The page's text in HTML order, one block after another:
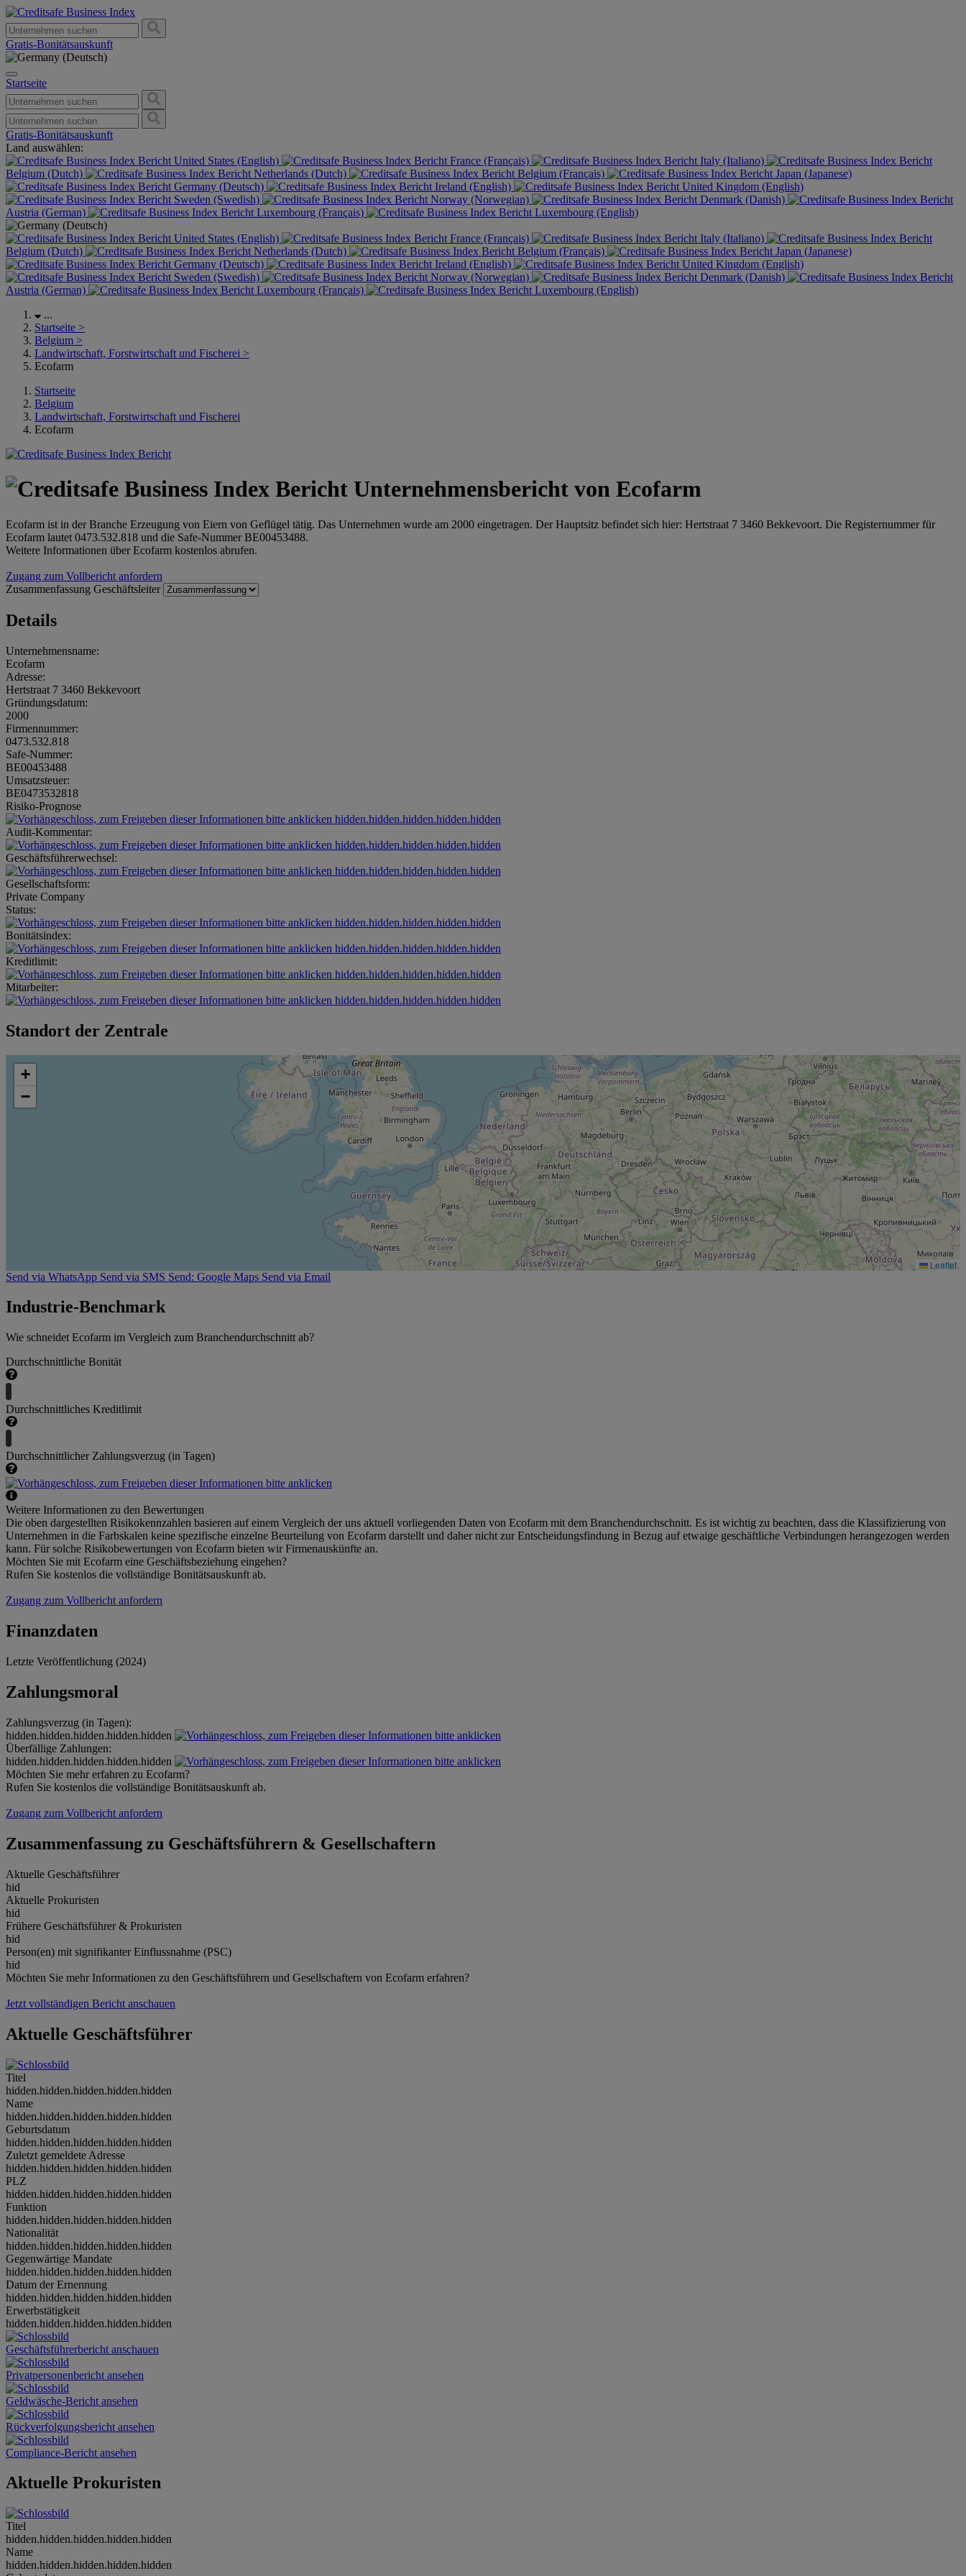
Gratis-Bonitätsauskunft
Startseite
Gratis-Bonitätsauskunft
Land auswählen:
United States (English)
France (Français)
Italy (Italiano)
Belgium (Dutch)
Netherlands (Dutch) Belgium (Français)
Japan (Japanese)
Germany (Deutsch)
Ireland (English)
United Kingdom (English)
Sweden (Swedish)
Norway (Norwegian)
Denmark (Danish)
Austria (German)
Luxembourg (Français) Luxembourg (English)
United States (English) France (Français)
Italy (Italiano)
Belgium (Dutch)
Netherlands (Dutch) Belgium (Français)
Japan (Japanese)
Germany (Deutsch)
Ireland (English)
United Kingdom (English)
Sweden (Swedish)
Norway (Norwegian)
Denmark (Danish)
Austria (German)
Luxembourg (Français)
Luxembourg (English)
...
Startseite >
Belgium >
Landwirtschaft, Forstwirtschaft und Fischerei >
Ecofarm
Startseite
Belgium
Landwirtschaft, Forstwirtschaft und Fischerei
Ecofarm
Unternehmensbericht von Ecofarm
Ecofarm ist in der Branche Erzeugung von Eiern von Geflügel tätig. Das Unternehmen wurde am 2000 eingetragen. Der Hauptsitz befindet sich hier: Hertstraat 7 3460 Bekkevoort. Die Registernummer für
Ecofarm lautet 0473.532.818 und die Safe-Nummer BE00453488.
Weitere Informationen über Ecofarm kostenlos abrufen.
Zugang zum Vollbericht anfordern
Zusammenfassung Geschäftsleiter
Details
Unternehmensname:
Ecofarm
Adresse:
Hertstraat 7 3460 Bekkevoort
Gründungsdatum:
2000
Firmennummer:
0473.532.818
Safe-Nummer:
BE00453488
Umsatzsteuer:
BE0473532818
Risiko-Prognose
hidden.hidden.hidden.hidden.hidden
Audit-Kommentar:
hidden.hidden.hidden.hidden.hidden
Geschäftsführerwechsel:
hidden.hidden.hidden.hidden.hidden
Gesellschaftsform:
Private Company
Status:
hidden.hidden.hidden.hidden.hidden
Bonitätsindex:
hidden.hidden.hidden.hidden.hidden
Kreditlimit:
hidden.hidden.hidden.hidden.hidden
Mitarbeiter:
hidden.hidden.hidden.hidden.hidden
Standort der Zentrale
+
−
Leaflet
Send via WhatsApp Send via SMS Send: Google Maps Send via Email
Industrie-Benchmark
Wie schneidet Ecofarm im Vergleich zum Branchendurchschnitt ab?
Durchschnittliche Bonität
Durchschnittliches Kreditlimit
Durchschnittlicher Zahlungsverzug (in Tagen)
Weitere Informationen zu den Bewertungen
Die oben dargestellten Risikokennzahlen basieren auf einem Vergleich der uns aktuell vorliegenden Daten von Ecofarm mit dem Branchendurchschnitt. Es ist wichtig zu beachten, dass die Klassifizierung von
Unternehmen in die Farbskalen keine spezifische einzelne Beurteilung von Ecofarm darstellt und daher nicht zur Entscheidungsfindung in Bezug auf etwaige geschäftliche Verbindungen herangezogen werden
kann. Für solche Risikobewertungen von Ecofarm bieten wir Firmenauskünfte an.
Möchten Sie mit Ecofarm eine Geschäftsbeziehung eingehen?
Rufen Sie kostenlos die vollständige Bonitätsauskunft ab.
Zugang zum Vollbericht anfordern
Finanzdaten
Letzte Veröffentlichung (2024)
Zahlungsmoral
Zahlungsverzug (in Tagen):
hidden.hidden.hidden.hidden.hidden
Überfällige Zahlungen:
hidden.hidden.hidden.hidden.hidden
Möchten Sie mehr erfahren zu Ecofarm?
Rufen Sie kostenlos die vollständige Bonitätsauskunft ab.
Zugang zum Vollbericht anfordern
Zusammenfassung zu Geschäftsführern & Gesellschaftern
Aktuelle Geschäftsführer
hid
Aktuelle Prokuristen
hid
Frühere Geschäftsführer & Prokuristen
hid
Person(en) mit signifikanter Einflussnahme (PSC)
hid
Möchten Sie mehr Informationen zu den Geschäftsführern und Gesellschaftern von Ecofarm erfahren?
Jetzt vollständigen Bericht anschauen
Aktuelle Geschäftsführer
Titel
hidden.hidden.hidden.hidden.hidden
Name
hidden.hidden.hidden.hidden.hidden
Geburtsdatum
hidden.hidden.hidden.hidden.hidden
Zuletzt gemeldete Adresse
hidden.hidden.hidden.hidden.hidden
PLZ
hidden.hidden.hidden.hidden.hidden
Funktion
hidden.hidden.hidden.hidden.hidden
Nationalität
hidden.hidden.hidden.hidden.hidden
Gegenwärtige Mandate
hidden.hidden.hidden.hidden.hidden
Datum der Ernennung
hidden.hidden.hidden.hidden.hidden
Erwerbstätigkeit
hidden.hidden.hidden.hidden.hidden
Geschäftsführerbericht anschauen
Privatpersonenbericht ansehen
Geldwäsche-Bericht ansehen
Rückverfolgungsbericht ansehen
Compliance-Bericht ansehen
Aktuelle Prokuristen
Titel
hidden.hidden.hidden.hidden.hidden
Name
hidden.hidden.hidden.hidden.hidden